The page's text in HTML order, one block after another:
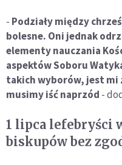
- Podziały między
bolesne. Oni jednak
elementy nauczania
aspektów Soboru
takich wyborów, jest mi
musimy iść naprzód -
1 lipca lefebryści
biskupów bez